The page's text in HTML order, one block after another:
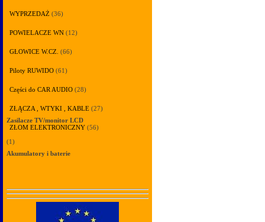
WYPRZEDAŻ (36)
POWIELACZE WN (12)
GŁOWICE W.CZ. (66)
Piloty RUWIDO (61)
Części do CAR AUDIO (28)
ZŁĄCZA , WTYKI , KABLE (27)
Zasilacze TV/monitor LCD
ZŁOM ELEKTRONICZNY (56)
(1)
Akumulatory i baterie